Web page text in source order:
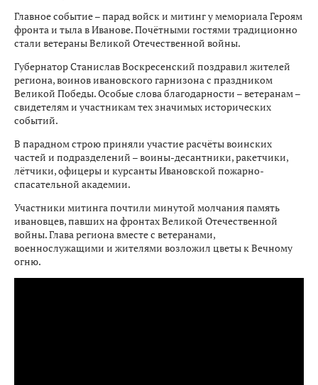
Главное событие – парад войск и митинг у мемориала Героям
фронта и тыла в Иванове. Почётными гостями традиционно
стали ветераны Великой Отечественной войны.
Губернатор Станислав Воскресенский поздравил жителей
региона, воинов ивановского гарнизона с праздником
Великой Победы. Особые слова благодарности – ветеранам –
свидетелям и участникам тех значимых исторических
событий.
В парадном строю приняли участие расчёты воинских
частей и подразделений – воины-десантники, ракетчики,
лётчики, офицеры и курсанты Ивановской пожарно-
спасательной академии.
Участники митинга почтили минутой молчания память
ивановцев, павших на фронтах Великой Отечественной
войны. Глава региона вместе с ветеранами,
военнослужащими и жителями возложил цветы к Вечному
огню.